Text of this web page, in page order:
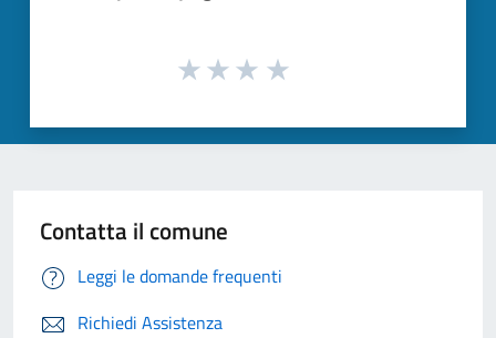
Contatta il comune
Leggi le domande frequenti
Richiedi Assistenza